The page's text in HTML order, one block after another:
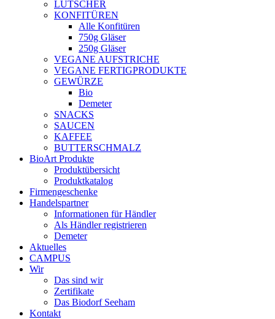
LUTSCHER
KONFITÜREN
Alle Konfitüren
750g Gläser
250g Gläser
VEGANE AUFSTRICHE
VEGANE FERTIGPRODUKTE
GEWÜRZE
Bio
Demeter
SNACKS
SAUCEN
KAFFEE
BUTTERSCHMALZ
BioArt Produkte
Produktübersicht
Produktkatalog
Firmengeschenke
Handelspartner
Informationen für Händler
Als Händler registrieren
Demeter
Aktuelles
CAMPUS
Wir
Das sind wir
Zertifikate
Das Biodorf Seeham
Kontakt